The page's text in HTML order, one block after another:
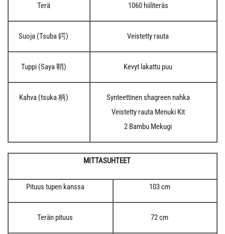
Terä 1060 hiiliteräs
Suoja (Tsuba 鍔) Veistetty rauta
Tuppi (Saya 鞘) Kevyt lakattu puu
Kahva (tsuka 柄)
Synteettinen shagreen nahka
Veistetty rauta Menuki Kit
2 Bambu Mekugi
MITTASUHTEET
Pituus tupen kanssa 103 cm
Terän pituus 72 cm